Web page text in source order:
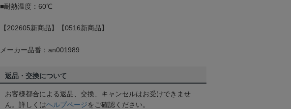
■耐熱温度：60℃
【202605新商品】【0516新商品】
メーカー品番：an001989
返品・交換について
お客様都合による返品、交換、キャンセルはお受けできませ
ん。詳しくはヘルプページをご確認ください。